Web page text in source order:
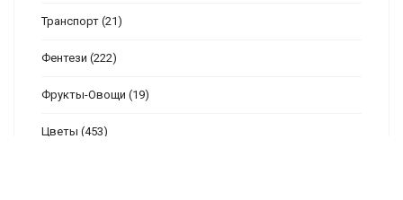
Транспорт (21)
Фентези (222)
Фрукты-Овощи (19)
Цветы (453)